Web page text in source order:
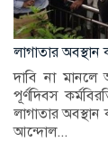
লাগাতার
দাবি না মানলে
পূর্ণদিবস
লাগাতার
আন্দোল...